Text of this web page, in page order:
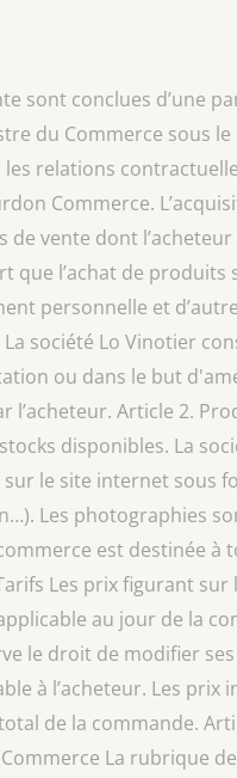
sont conclues d’une
du Commerce
relations
Commerce.
vente dont
que l’achat de
personnelle et
société Lo Vinotier
ou dans le but
l’acheteur. Article 2.
disponibles. La
le site internet sous
Les photographies
est destinée
Les prix figurant
au jour de la
le droit de modifier
à l’acheteur. Les
de la commande.
La rubrique